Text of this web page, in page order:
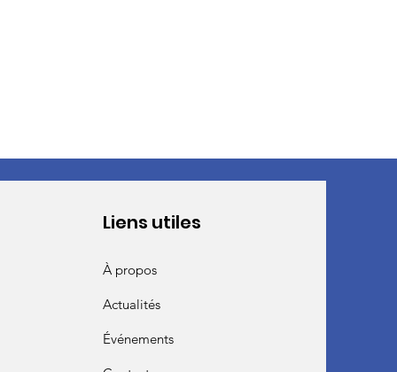
Liens utiles
À propos
Actualités
Événements